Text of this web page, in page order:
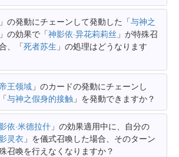
」の発動にチェーンして発動した「与神之
」の効果で「神影依·异花莉莉丝 」が特殊召
、「死者苏生 」の処理はどうなります
王领域 」のカードの発動にチェーンし
与神之假身的接触 」を発動できますか？
依·米德拉什 」の効果適用中に、自分の
灵衣 」を儀式召喚した場合、そのターン
召喚を行えなくなりますか？